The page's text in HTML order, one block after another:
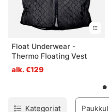
Float Underwear -
Thermo Floating Vest
alk. €129
Kategoriat